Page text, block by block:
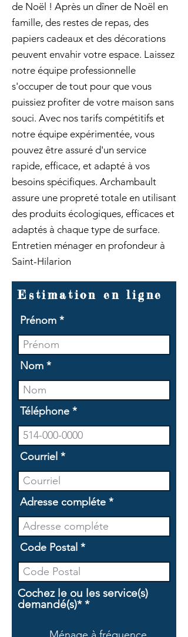
de Noël ! Après un dîner de Noël en
famille, des restes de repas, des
papiers cadeaux et des décorations
peuvent envahir votre espace. Laissez
notre équipe professionnelle
s'occuper de tout pour que vous
puissiez profiter de votre maison sans
souci. Avec nos tarifs compétitifs et
notre équipe expérimentée, vous
pouvez être assuré d'un service
rapide, efficace, et adapté à vos
besoins spécifiques. Archambault
assure une propreté totale en utilisant
des produits écologiques, efficaces et
adaptés à chaque type de surface.
Entretien ménager en profondeur à
Saint-Hilarion
Estimation en ligne
Prénom
Nom
Téléphone
Courriel
Adresse compléte
Code Postal
Cochez le ou les service(s)
demandé(s)* *O